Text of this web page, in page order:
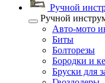
Ручной
Ручной
Авто-мото
Биты
Болторезы
Бородки и
Бруски для